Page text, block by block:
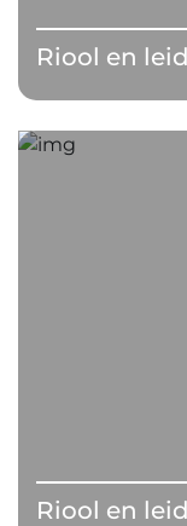
Riool en
Riool en